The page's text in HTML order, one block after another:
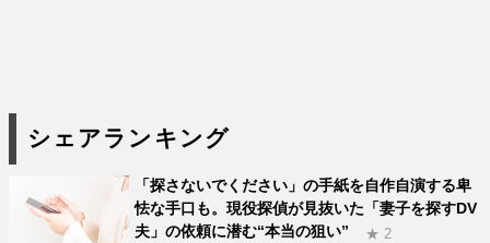
シェアランキング
「探さないでください」の手紙を自作自演する卑
怯な手口も。現役探偵が見抜いた「妻子を探すDV
夫」の依頼に潜む“本当の狙い”
★ 2